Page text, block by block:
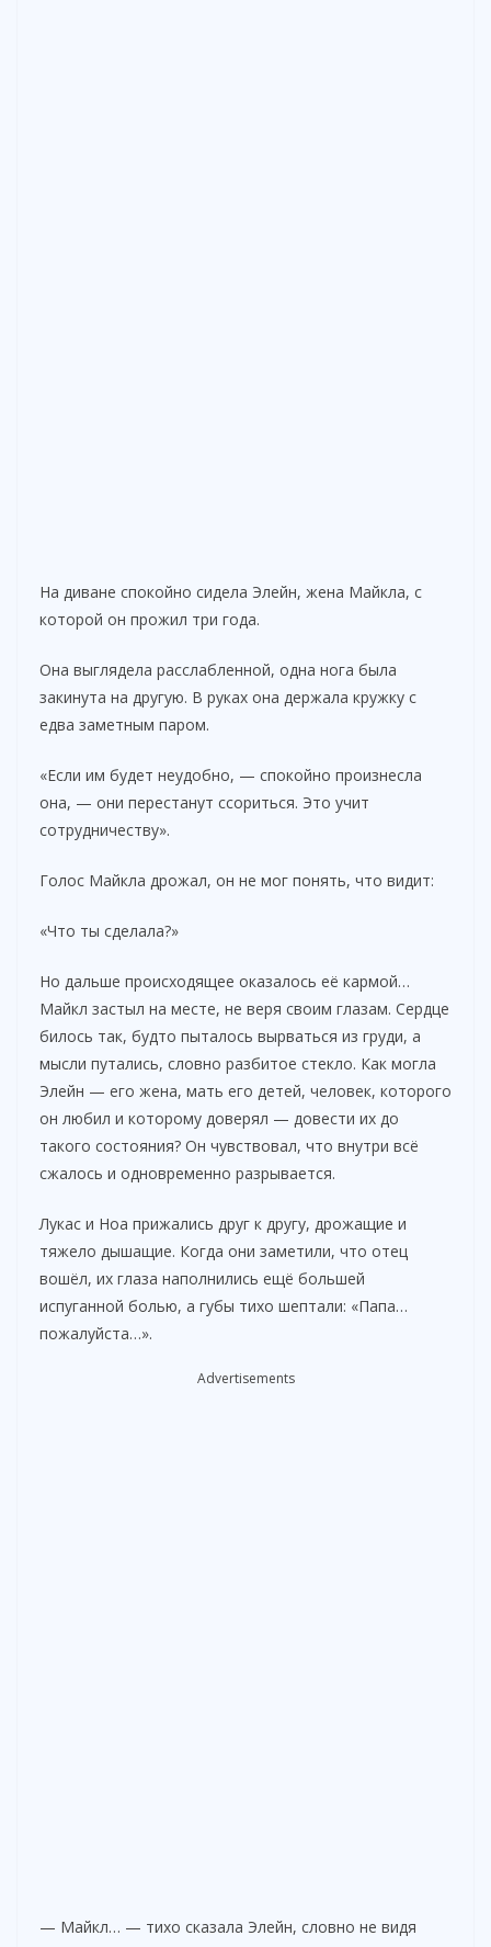
На диване спокойно сидела Элейн, жена Майкла, с
которой он прожил три года.
Она выглядела расслабленной, одна нога была
закинута на другую. В руках она держала кружку с
едва заметным паром.
«Если им будет неудобно, — спокойно произнесла
она, — они перестанут ссориться. Это учит
сотрудничеству».
Голос Майкла дрожал, он не мог понять, что видит:
«Что ты сделала?»
Но дальше происходящее оказалось её кармой…
Майкл застыл на месте, не веря своим глазам. Сердце
билось так, будто пыталось вырваться из груди, а
мысли путались, словно разбитое стекло. Как могла
Элейн — его жена, мать его детей, человек, которого
он любил и которому доверял — довести их до
такого состояния? Он чувствовал, что внутри всё
сжалось и одновременно разрывается.
Лукас и Ноа прижались друг к другу, дрожащие и
тяжело дышащие. Когда они заметили, что отец
вошёл, их глаза наполнились ещё большей
испуганной болью, а губы тихо шептали: «Папа…
пожалуйста…».
Advertisements
— Майкл… — тихо сказала Элейн, словно не видя